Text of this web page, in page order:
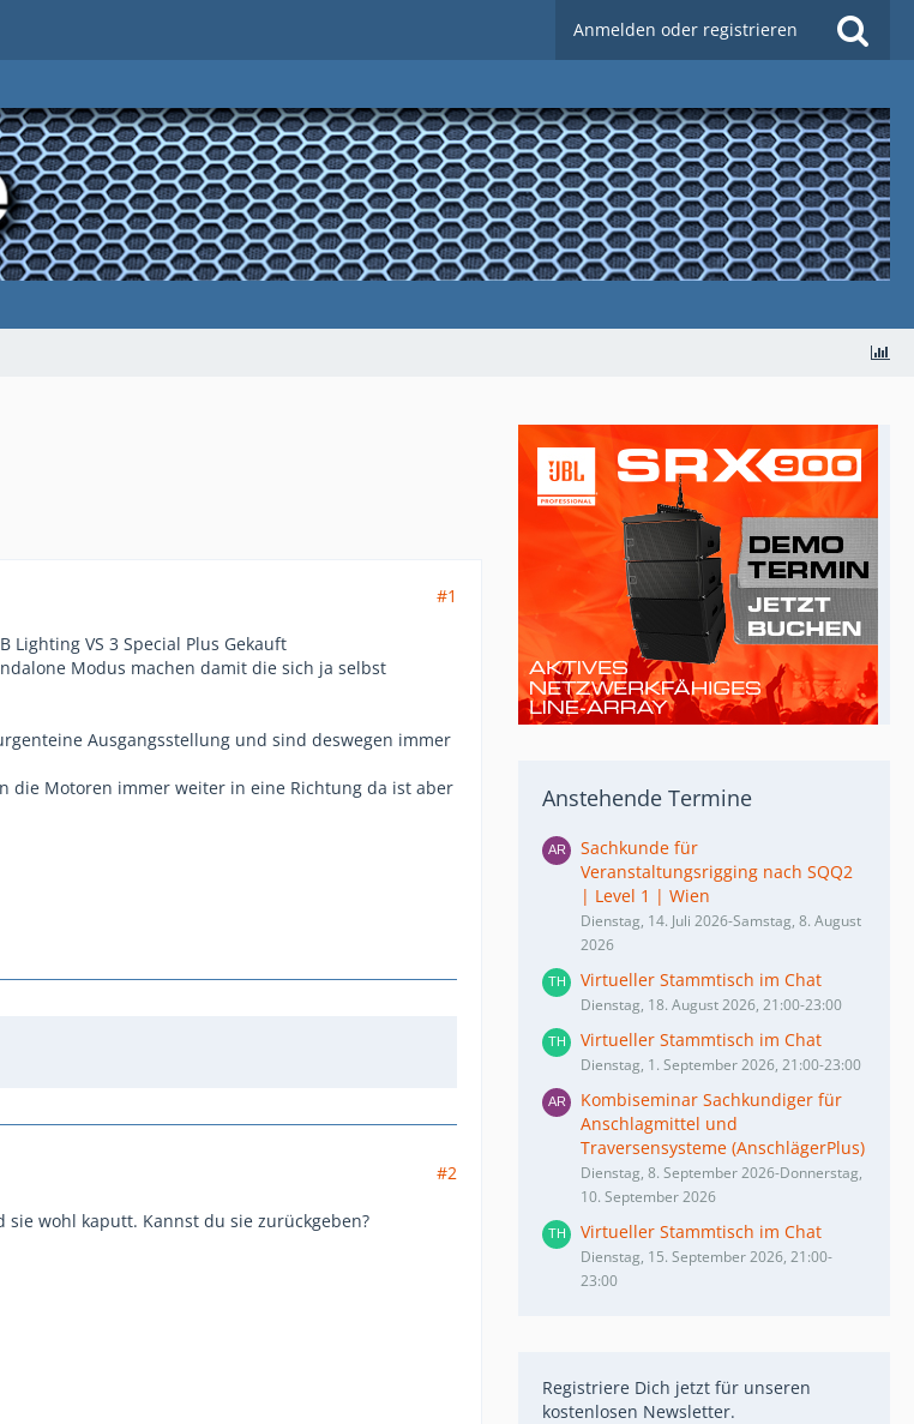
Anmelden oder registrieren
#1
Lighting VS 3 Special Plus Gekauft
Modus machen damit die sich ja selbst
Ausgangsstellung und sind deswegen immer
die Motoren immer weiter in eine Richtung da ist aber
#2
wohl kaputt. Kannst du sie zurückgeben?
Anstehende Termine
Sachkunde für
Veranstaltungsrigging nach SQQ2
| Level 1 | Wien
Dienstag, 14. Juli 2026-Samstag, 8. August
2026
Virtueller Stammtisch im Chat
Dienstag, 18. August 2026, 21:00-23:00
Virtueller Stammtisch im Chat
Dienstag, 1. September 2026, 21:00-23:00
Kombiseminar Sachkundiger für
Anschlagmittel und
Traversensysteme (AnschlägerPlus)
Dienstag, 8. September 2026-Donnerstag,
10. September 2026
Virtueller Stammtisch im Chat
Dienstag, 15. September 2026, 21:00-
23:00
Registriere Dich jetzt für unseren
kostenlosen Newsletter.